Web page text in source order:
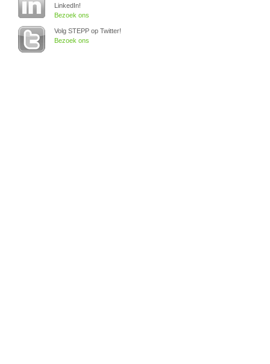
LinkedIn!
Bezoek ons
Volg STEPP op Twitter!
Bezoek ons